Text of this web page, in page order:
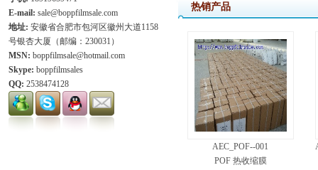
E-mail: sale@boppfilmsale.com
地址: 安徽省合肥市包河区徽州大道1158
号银杏大厦（邮编：230031）
MSN: boppfilmsale@hotmail.com
Skype: boppfilmsales
QQ: 2538474128
热销产品
AEC_POF--001
POF 热收缩膜